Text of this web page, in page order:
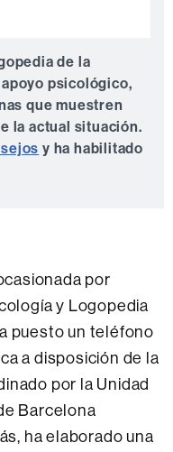
de la
psicológico,
que muestren
la actual situación.
y ha habilitado
por
y Logopedia
puesto un teléfono
a disposición de la
por la Unidad
Barcelona
ha elaborado una